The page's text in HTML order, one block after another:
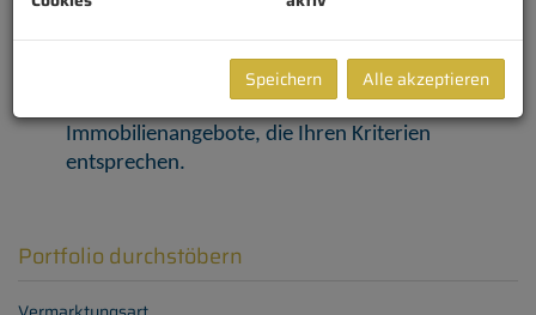
Servicevorteil. Legen Sie jetzt Ihren individuellen
Suchagenten über den untenstehenden Link an.
Wir informieren Sie exklusiv vorab über passende
Immobilienangebote, die Ihren Kriterien
entsprechen.
Portfolio durchstöbern
Speichern Alle akzeptieren